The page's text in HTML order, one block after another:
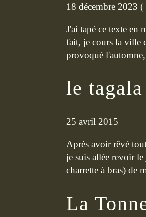
18 décembre 2023 (
J'ai tapé ce texte en
fait, je cours la ville
provoqué
le
25 avril 2015
Après avoir rêvé
je suis allée revoir
charrette à bras) de
La